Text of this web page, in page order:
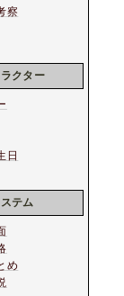
察
クター
日
テム
め